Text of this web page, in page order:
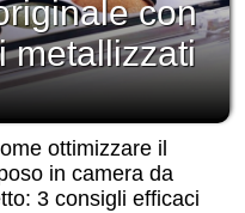
con
metallizzati
ottimizzare il
in camera da
3 consigli efficaci